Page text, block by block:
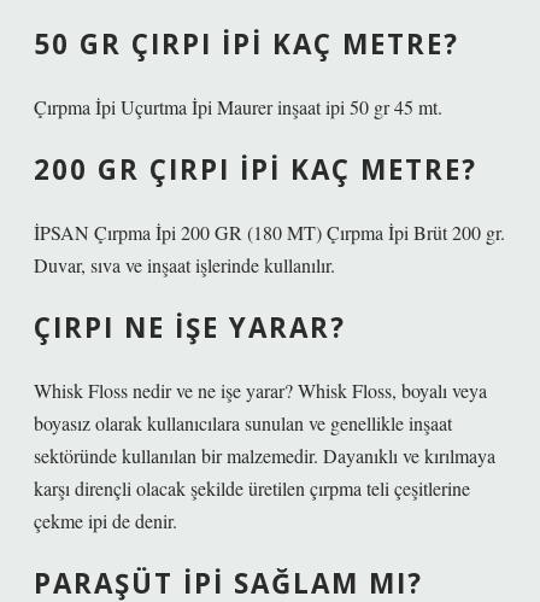
50 GR ÇIRPI IPI KAÇ METRE?
Çırpma İpi Uçurtma İpi Maurer inşaat ipi 50 gr 45 mt.
200 GR ÇIRPI IPI KAÇ METRE?
İPSAN Çırpma İpi 200 GR (180 MT) Çırpma İpi Brüt 200 gr.
Duvar, sıva ve inşaat işlerinde kullanılır.
ÇIRPI NE IŞE YARAR?
Whisk Floss nedir ve ne işe yarar? Whisk Floss, boyalı veya
boyasız olarak kullanıcılara sunulan ve genellikle inşaat
sektöründe kullanılan bir malzemedir. Dayanıklı ve kırılmaya
karşı dirençli olacak şekilde üretilen çırpma teli çeşitlerine
çekme ipi de denir.
PARAŞÜT IPI SAĞLAM MI?